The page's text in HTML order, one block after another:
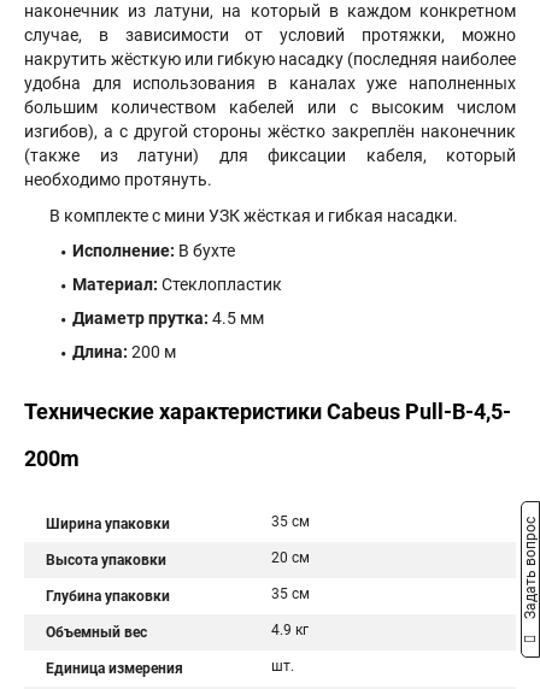
наконечник из латуни, на который в каждом конкретном
случае, в зависимости от условий протяжки, можно
накрутить жёсткую или гибкую насадку (последняя наиболее
удобна для использования в каналах уже наполненных
большим количеством кабелей или с высоким числом
изгибов), а с другой стороны жёстко закреплён наконечник
(также из латуни) для фиксации кабеля, который
необходимо протянуть.
В комплекте с мини УЗК жёсткая и гибкая насадки.
Исполнение: В бухте
Материал: Стеклопластик
Диаметр прутка: 4.5 мм
Длина: 200 м
Технические характеристики Cabeus Pull-B-4,5-
200m
Ширина упаковки 35 см
Высота упаковки 20 см
Глубина упаковки 35 см
Объемный вес 4.9 кг
Единица измерения шт.
Задать вопрос